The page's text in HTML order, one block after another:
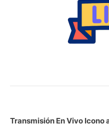
Transmisión En Vivo